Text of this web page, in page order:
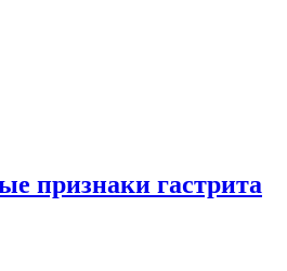
признаки гастрита